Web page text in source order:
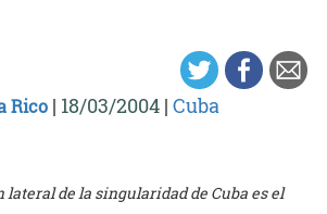
Rico | 18/03/2004 | Cuba
lateral de la singularidad de Cuba es el